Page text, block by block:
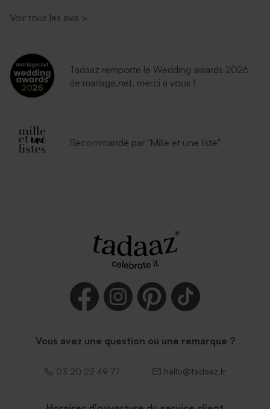
Voir tous les avis >
Tadaaz remporte le Wedding awards 2026
de mariage.net, merci à vous !
Recommandé par "Mille et une liste"
Vous avez une question ou une remarque ?
03 20 23 49 77 hello@tadaaz.fr